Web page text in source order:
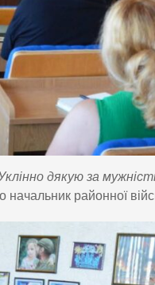
дякую за
районної